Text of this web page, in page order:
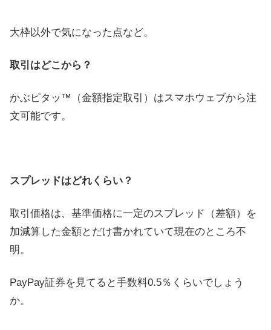
大枠以外で気になった点など。
取引はどこから？
かぶピタッ™（金額指定取引）はスマホウェブから注
文可能です。
スプレッドはどれくらい？
取引価格は、基準価格に一定のスプレッド（差額）を
加減算した金額とだけ書かれていて現在のところ不
明。
PayPay証券を見てると手数料0.5％くらいでしょう
か。